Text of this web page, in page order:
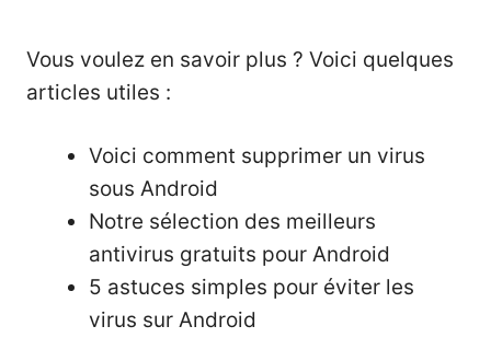
Vous voulez en savoir plus ? Voici quelques
articles utiles :
Voici comment supprimer un virus
sous Android
Notre sélection des meilleurs
antivirus gratuits pour Android
5 astuces simples pour éviter les
virus sur Android